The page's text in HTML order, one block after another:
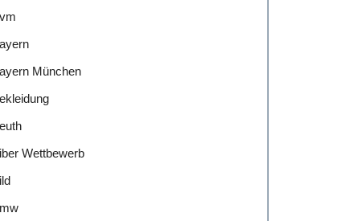
München
Wettbewerb